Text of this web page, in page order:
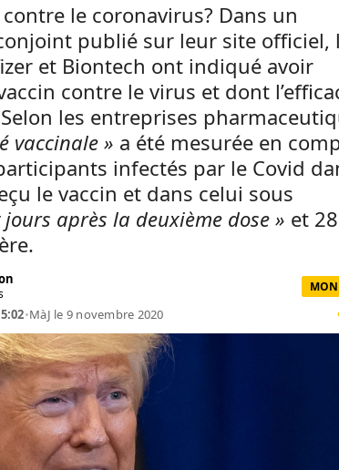
le coronavirus? Dans un
publié sur leur site officiel,
et Biontech ont indiqué avoir
contre le virus et dont
les entreprises
vaccinale » a été mesurée en
infectés par le Covid
le vaccin et dans celui sous
jours après la deuxième dose » et
•MàJ le 9 novembre 2020